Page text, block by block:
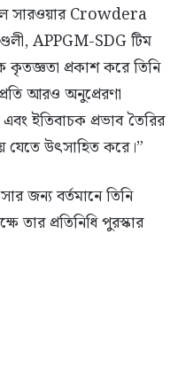
সারওয়ার Crowdera
APPGM-SDG টিম
কৃতজ্ঞতা প্রকাশ করে তিনি
আরও অনুপ্রেরণা
ইতিবাচক প্রভাব তৈরির
যেতে উৎসাহিত করে।”
জন্য বর্তমানে তিনি
তার প্রতিনিধি পুরস্কার